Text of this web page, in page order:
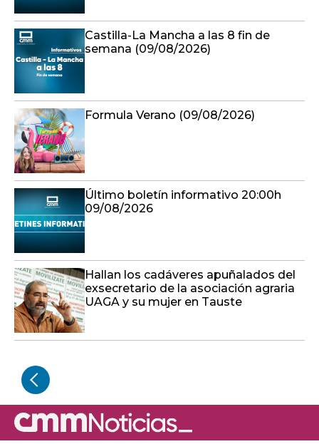
Castilla-La Mancha a las 8 fin de
semana (09/08/2026)
Formula Verano (09/08/2026)
Último boletín informativo 20:00h
09/08/2026
Hallan los cadáveres apuñalados del
exsecretario de la asociación agraria
UAGA y su mujer en Tauste